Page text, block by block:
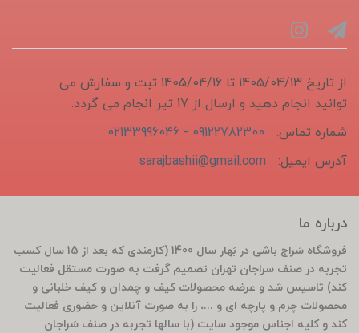
از تاریخ 1405/04/13 تا 1405/04/16 ثبت و سفارش می
توانید انجام دهید و ارسال از 17 تیر انجام می گردد.
شماره تماس:
09122782300 - 02133996046
آدرس ایمیل:
sarajbashii@gmail.com
درباره ما
فروشگاه سَراج باشی در بَهار سال 1400 (کارمندی که بعد از 15 سال کسب
تجربه در صنف سراجان تهران تصمیم گرفت به صورت مستقل فعالیت
کند) تاسیس شد و عرضه محصولات کیف و چمدان و کیف خلبانی و
محصولات چرم و پارچه ای و ...، را به صورت آنلاین و حضوری فعالیت
کند و کلیه اجناس موجود سایت (با سالها تجربه در صنف سَراجان